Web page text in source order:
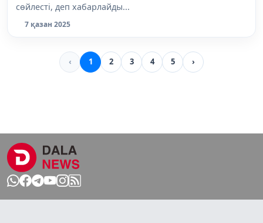
сөйлесті, деп хабарлайды...
7 қазан 2025
‹ 1 2 3 4 5 ›